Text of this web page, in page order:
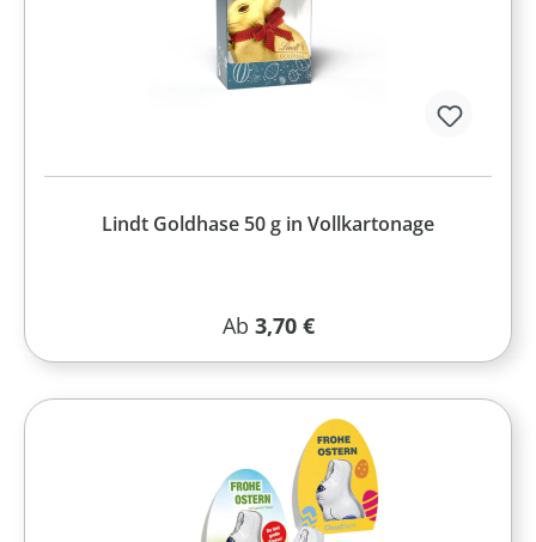
Lindt Goldhase 50 g in Vollkartonage
Regulärer Preis:
Ab 3,70 €